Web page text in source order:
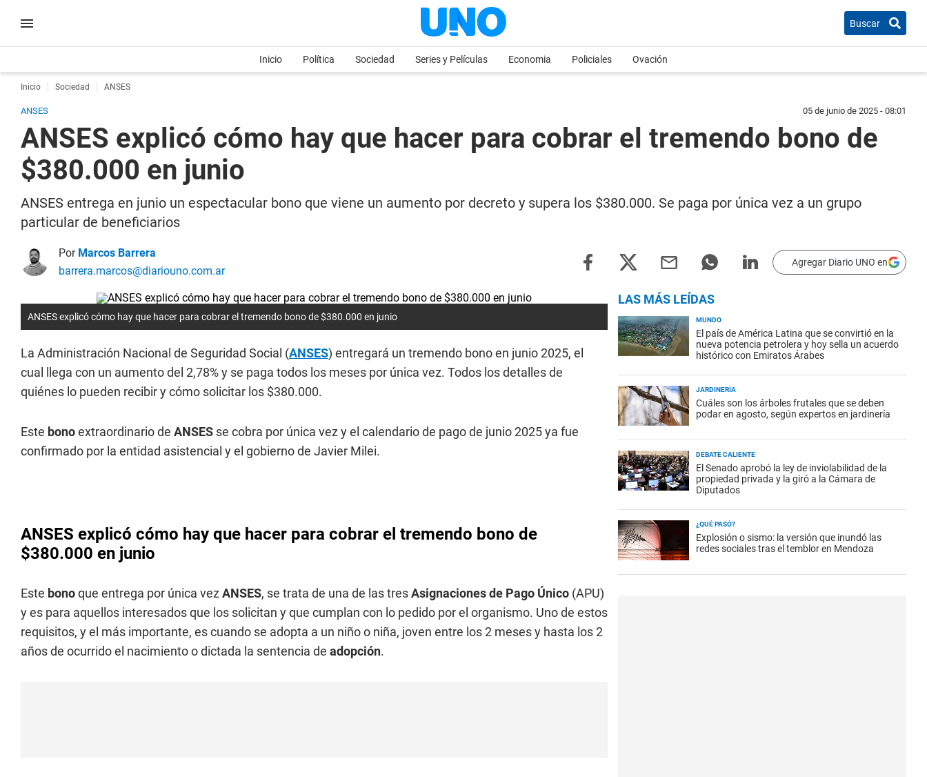
Buscar
Inicio Política Sociedad Series y Películas Economia Policiales Ovación
Inicio Sociedad ANSES
ANSES 05 de junio de 2025 - 08:01
ANSES explicó cómo hay que hacer para cobrar el tremendo bono de
$380.000 en junio
ANSES entrega en junio un espectacular bono que viene un aumento por decreto y supera los $380.000. Se paga por única vez a un grupo
particular de beneficiarios
Por Marcos Barrera
barrera.marcos@diariouno.com.ar
Agregar Diario UNO en
ANSES explicó cómo hay que hacer para cobrar el tremendo bono de $380.000 en junio
La Administración Nacional de Seguridad Social (ANSES) entregará un tremendo bono en junio 2025, el
cual llega con un aumento del 2,78% y se paga todos los meses por única vez. Todos los detalles de
quiénes lo pueden recibir y cómo solicitar los $380.000.
Este bonoextraordinario de ANSES se cobra por única vez y el calendario de pago de junio 2025 ya fue
confirmado por la entidad asistencial y el gobierno de Javier Milei.
ANSES explicó cómo hay que hacer para cobrar el tremendo bono de
$380.000 en junio
Este bonoque entrega por única vez ANSES, se trata de una de las tresAsignaciones de Pago Único (APU)
y es para aquellos interesados que los solicitan y que cumplan con lo pedido por el organismo. Uno de estos
requisitos, y el más importante, es cuando se adopta a un niño o niña, joven entre los 2 meses y hasta los 2
años de ocurrido el nacimiento o dictada la sentencia de adopción.
LAS MÁS LEÍDAS
MUNDO
El país de América Latina que se convirtió en la
nueva potencia petrolera y hoy sella un acuerdo
histórico con Emiratos Árabes
JARDINERÍA
Cuáles son los árboles frutales que se deben
podar en agosto, según expertos en jardinería
DEBATE CALIENTE
El Senado aprobó la ley de inviolabilidad de la
propiedad privada y la giró a la Cámara de
Diputados
¿QUÉ PASÓ?
Explosión o sismo: la versión que inundó las
redes sociales tras el temblor en Mendoza